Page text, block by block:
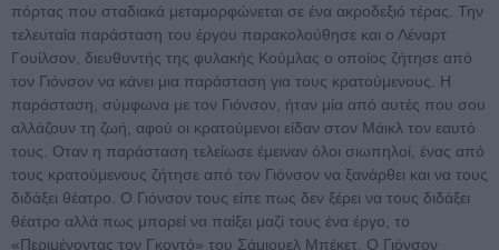
πόρτας που σταδιακά μεταμορφώνεται σε ένα ακροδεξιό τέρας. Την
τελευταία παράσταση του έργου παρακολούθησε και ο Λέναρτ
Γουίλσον, διευθυντής της φυλακής Κούμλας ο οποίος ζήτησε από
τον Γιόνσον να κάνει μια παράσταση για τους κρατούμενους. Η
παράσταση, σύμφωνα με τον Γιόνσον, ήταν μία από αυτές που σου
αλλάζουν τη ζωή, αφού οι κρατούμενοι είδαν στον Μάικλ τον εαυτό
τους. Οταν η παράσταση τελείωσε έμειναν όλοι σιωπηλοί, ένας από
τους κρατούμενους ζήτησε από τον Γιόνσον να ξανάρθει και να τους
διδάξει θέατρο. Ο Γιόνσον τους είπε πως δεν ξέρει να τους διδάξει
θέατρο αλλά πως μπορεί να παίξει μαζί τους ένα έργο, το
«Περιμένοντας τον Γκοντό» του Σάμιουελ Μπέκετ. Ο Γιόνσον